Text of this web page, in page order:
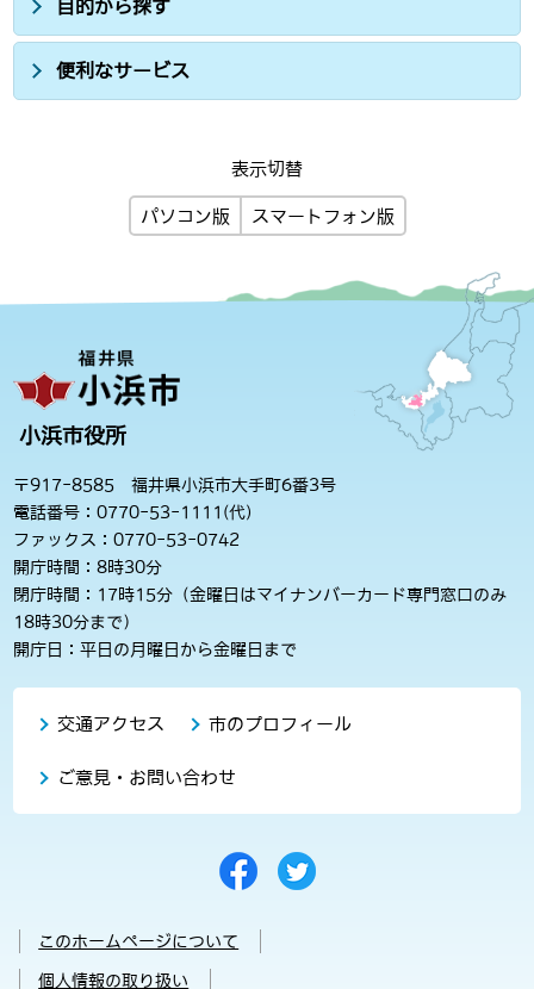
目的から探す
便利なサービス
表示切替
パソコン版 スマートフォン版
小浜市役所
〒917-8585 福井県小浜市大手町6番3号
電話番号：0770-53-1111(代)
ファックス：0770-53-0742
開庁時間：8時30分
閉庁時間：17時15分（金曜日はマイナンバーカード専門窓口のみ
18時30分まで）
開庁日：平日の月曜日から金曜日まで
交通アクセス 市のプロフィール
ご意見・お問い合わせ
このホームページについて
個人情報の取り扱い